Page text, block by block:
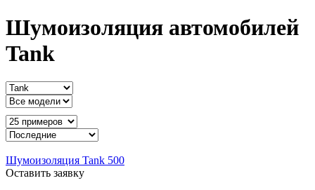
Шумоизоляция автомобилей
Tank
Шумоизоляция Tank 500
Оставить заявку